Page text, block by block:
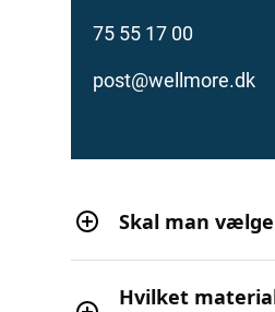
75 55 17 00
post@wellmore.dk
Skal man
Hvilket